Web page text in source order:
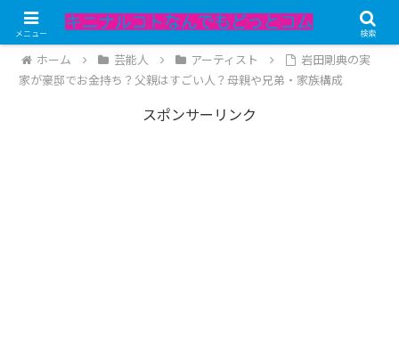
記事内にPRが含まれています。
ホーム 芸能人 アーティスト
岩田剛典の実
家が豪邸でお金持ち？父親はすごい人？母親や兄弟・家族構成
スポンサーリンク
メニュー 検索